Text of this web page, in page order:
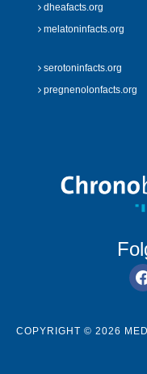
dheafacts.org
melatoninfacts.org
serotoninfacts.org
pregnenolonfacts.org
COPYRIGHT © 2026